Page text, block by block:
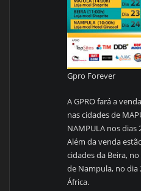
Gpro Forever
A GPRO fará a
nas cidades de
NAMPULA nos dias
Além da venda
cidades da Beira,
de Nampula, no dia
África.